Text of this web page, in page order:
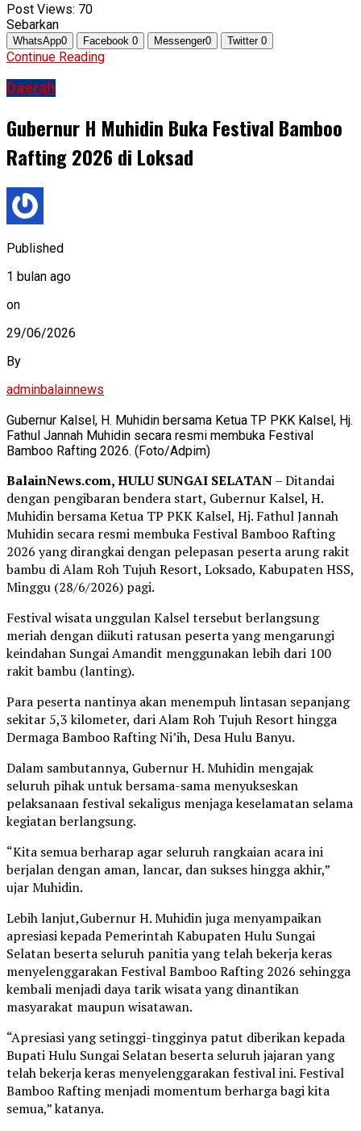
Post Views: 70
Sebarkan
WhatsApp0 Facebook 0 Messenger0 Twitter 0
Continue Reading
Daerah
Gubernur H Muhidin Buka Festival Bamboo
Rafting 2026 di Loksad
Published
1 bulan ago
on
29/06/2026
By
adminbalainnews
Gubernur Kalsel, H. Muhidin bersama Ketua TP PKK Kalsel, Hj.
Fathul Jannah Muhidin secara resmi membuka Festival
Bamboo Rafting 2026. (Foto/Adpim)
BalainNews.com, HULU SUNGAI SELATAN– Ditandai
dengan pengibaran bendera start, Gubernur Kalsel, H.
Muhidin bersama Ketua TP PKK Kalsel, Hj. Fathul Jannah
Muhidin secara resmi membuka Festival Bamboo Rafting
2026 yang dirangkai dengan pelepasan peserta arung rakit
bambu di Alam Roh Tujuh Resort, Loksado, Kabupaten HSS,
Minggu (28/6/2026) pagi.
Festival wisata unggulan Kalsel tersebut berlangsung
meriah dengan diikuti ratusan peserta yang mengarungi
keindahan Sungai Amandit menggunakan lebih dari 100
rakit bambu (lanting).
Para peserta nantinya akan menempuh lintasan sepanjang
sekitar 5,3 kilometer, dari Alam Roh Tujuh Resort hingga
Dermaga Bamboo Rafting Ni’ih, Desa Hulu Banyu.
Dalam sambutannya, Gubernur H. Muhidin mengajak
seluruh pihak untuk bersama-sama menyukseskan
pelaksanaan festival sekaligus menjaga keselamatan selama
kegiatan berlangsung.
“Kita semua berharap agar seluruh rangkaian acara ini
berjalan dengan aman, lancar, dan sukses hingga akhir,”
ujar Muhidin.
Lebih lanjut,Gubernur H. Muhidin juga menyampaikan
apresiasi kepada Pemerintah Kabupaten Hulu Sungai
Selatan beserta seluruh panitia yang telah bekerja keras
menyelenggarakan Festival Bamboo Rafting 2026 sehingga
kembali menjadi daya tarik wisata yang dinantikan
masyarakat maupun wisatawan.
“Apresiasi yang setinggi-tingginya patut diberikan kepada
Bupati Hulu Sungai Selatan beserta seluruh jajaran yang
telah bekerja keras menyelenggarakan festival ini. Festival
Bamboo Rafting menjadi momentum berharga bagi kita
semua,” katanya.